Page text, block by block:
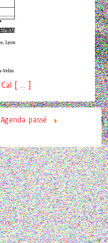
Cal [ ... ]
Agenda passé